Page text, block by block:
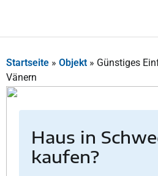
Startseite » Objekt » Günstiges
Vänern
Haus in
kaufen?